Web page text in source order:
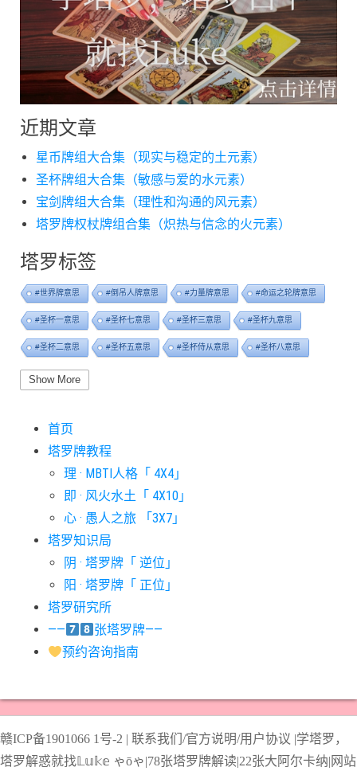
近期文章
星币牌组大合集（现实与稳定的土元素）
圣杯牌组大合集（敏感与爱的水元素）
宝剑牌组大合集（理性和沟通的风元素）
塔罗牌权杖牌组合集（炽热与信念的火元素）
塔罗标签
#世界牌意思 #倒吊人牌意思 #力量牌意思 #命运之轮牌意思
#圣杯一意思 #圣杯七意思 #圣杯三意思 #圣杯九意思
#圣杯二意思 #圣杯五意思 #圣杯侍从意思 #圣杯八意思
#圣杯六意思
#宝剑七意思
#宝剑五意思 #宝剑侍从意思
#审判牌意思
#愚人牌意思 #战车牌意思
#星币七意思 #星币三意思
#星币五意思 #星币侍从意思
#星币骑士意思 #星星牌意思
#权杖五意思 #权杖侍从意思 #权杖八意思 #权杖六意思
#权杖骑士意思 #死神牌意思 #皇后牌意思
Show More
首页
塔罗牌教程
理 · MBTI人格「 4X4」
即 · 风火水土「 4X10」
心 · 愚人之旅 「3X7」
塔罗知识局
阴 · 塔罗牌「 逆位」
阳 · 塔罗牌「 正位」
塔罗研究所
——
张塔罗牌——
预约咨询指南
赣ICP备1901066 1号-2 联系我们/官方说明/用户协议 学塔罗，
塔罗解惑就找𝕃𝕦𝕜𝕖 ゃōゃ| 78张塔罗牌解读 22张大阿尔卡纳 网站